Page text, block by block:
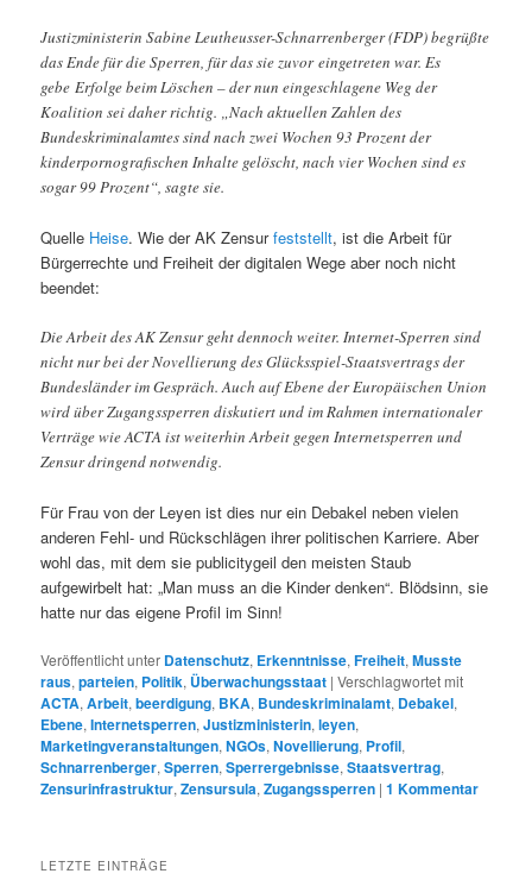
Justizministerin Sabine Leutheusser-Schnarrenberger (FDP) begrüßte
das Ende für die Sperren, für das sie zuvor eingetreten war. Es
gebe Erfolge beim Löschen – der nun eingeschlagene Weg der
Koalition sei daher richtig. „Nach aktuellen Zahlen des
Bundeskriminalamtes sind nach zwei Wochen 93 Prozent der
kinderpornografischen Inhalte gelöscht, nach vier Wochen sind es
sogar 99 Prozent“, sagte sie.
Quelle Heise. Wie der AK Zensurfeststellt, ist die Arbeit für
Bürgerrechte und Freiheit der digitalen Wege aber noch nicht
beendet:
Die Arbeit des AK Zensur geht dennoch weiter. Internet-Sperren sind
nicht nur bei der Novellierung des Glücksspiel-Staatsvertrags der
Bundesländer im Gespräch. Auch auf Ebene der Europäischen Union
wird über Zugangssperren diskutiert und im Rahmen internationaler
Verträge wie ACTA ist weiterhin Arbeit gegen Internetsperren und
Zensur dringend notwendig.
Für Frau von der Leyen ist dies nur ein Debakel neben vielen
anderen Fehl- und Rückschlägen ihrer politischen Karriere. Aber
wohl das, mit dem sie publicitygeil den meisten Staub
aufgewirbelt hat: „Man muss an die Kinder denken“. Blödsinn, sie
hatte nur das eigene Profil im Sinn!
Veröffentlicht unter Datenschutz, Erkenntnisse,Freiheit,Musste
raus,parteien, Politik, Überwachungsstaat |Verschlagwortet mit
ACTA,Arbeit,beerdigung, BKA, Bundeskriminalamt, Debakel,
Ebene,Internetsperren,Justizministerin,leyen,
Marketingveranstaltungen,NGOs,Novellierung, Profil,
Schnarrenberger,Sperren,Sperrergebnisse,Staatsvertrag,
Zensurinfrastruktur,Zensursula,Zugangssperren |1 Kommentar
LETZTE EINTRÄGE